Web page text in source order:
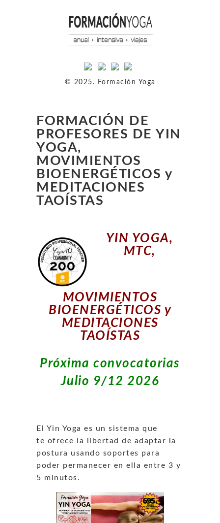
© 2025. Formación Yoga
FORMACIÓN DE
PROFESORES DE YIN
YOGA,
MOVIMIENTOS
BIOENERGÉTICOS y
MEDITACIONES
TAOÍSTAS
YIN YOGA,
MTC,
MOVIMIENTOS
BIOENERGÉTICOS y
MEDITACIONES
TAOÍSTAS
Próxima convocatorias
Julio 9/12 2026
El Yin Yoga es un sistema que
te ofrece la libertad de adaptar la
postura usando soportes para
poder permanecer en ella entre 3 y
5 minutos.